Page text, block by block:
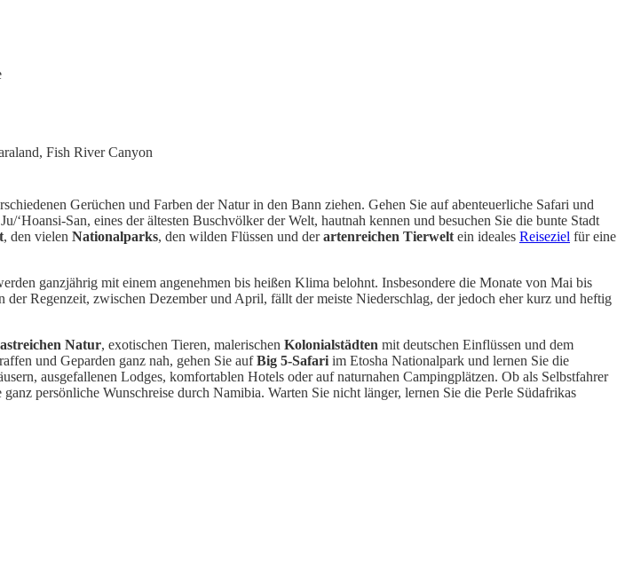
Fish River Canyon
Gerüchen und Farben der Natur in den Bann ziehen. Gehen Sie auf abenteuerliche Safari und
San, eines der ältesten Buschvölker der Welt, hautnah kennen und besuchen Sie die bunte Stadt
, den vielen Nationalparks, den wilden Flüssen und derartenreichen Tierwelt ein ideales Reiseziel für eine
ganzjährig mit einem angenehmen bis heißen Klima belohnt. Insbesondere die Monate von Mai bis
Regenzeit, zwischen Dezember und April, fällt der meiste Niederschlag, der jedoch eher kurz und heftig
Natur, exotischen Tieren, malerischen Kolonialstädten mit deutschen Einflüssen und dem
und Geparden ganz nah, gehen Sie aufBig 5-Safari im Etosha Nationalpark und lernen Sie die
ausgefallenen Lodges, komfortablen Hotels oder auf naturnahen Campingplätzen. Ob als Selbstfahrer
persönliche Wunschreise durch Namibia. Warten Sie nicht länger, lernen Sie die Perle Südafrikas